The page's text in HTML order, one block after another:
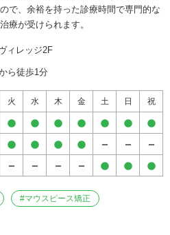
ィレッジ2F
ら徒歩1分
火 水 木 金 土 日 祝
#マウスピース矯正
ので、余裕を持った診療時間で専門的な
治療が受けられます。